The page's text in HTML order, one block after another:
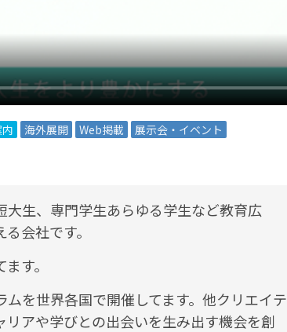
海外展開 Web掲載 展示会・イベント
生、専門学生あらゆる学生など教育広
会社です。
す。
を世界各国で開催してます。他クリエイテ
アや学びとの出会いを生み出す機会を創